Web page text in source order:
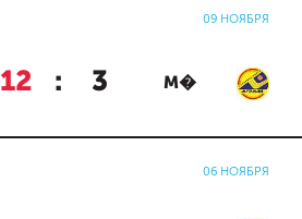
09 НОЯБРЯ
12 : 3 М�
06 НОЯБРЯ